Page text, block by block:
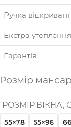
Ручка
Екстра
Гарантія
Розмір
РОЗМІР ВІКНА,
55×78 55×98